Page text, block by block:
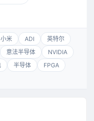
小米 ADI
英特尔
意法半导体
NVIDIA
半导体
FPGA